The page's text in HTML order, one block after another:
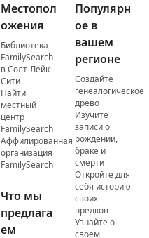
Местопол
ожения
Библиотека
FamilySearch
в Солт-Лейк-
Сити
Найти
местный
центр
FamilySearch
Аффилированная
организация
FamilySearch
Что мы
предлага
ем
Популярн
ое в
вашем
регионе
Создайте
генеалогическое
древо
Изучите
записи о
рождении,
браке и
смерти
Откройте для
себя историю
своих
предков
Узнайте о
своем